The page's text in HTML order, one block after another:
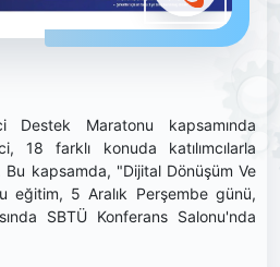
Maratonu kapsamında
18 farklı konuda katılımcılarla
kapsamda, "Dijital Dönüşüm Ve
eğitim, 5 Aralık Perşembe günü,
SBTÜ Konferans Salonu'nda